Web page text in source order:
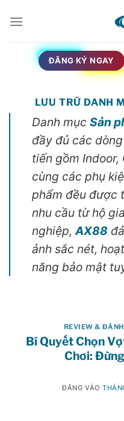
qua
ĐĂNG KÝ NGAY
LƯU TRỮ DANH
Danh mục Sản
đầy đủ các
tiến gồm Indoor,
cùng các phụ
phẩm đều được
nhu cầu từ hộ
nghiệp,AX88
ảnh sắc nét,
năng bảo mật
REVIEW &
Bí Quyết Chọn
Chơi:
ĐĂNG VÀO